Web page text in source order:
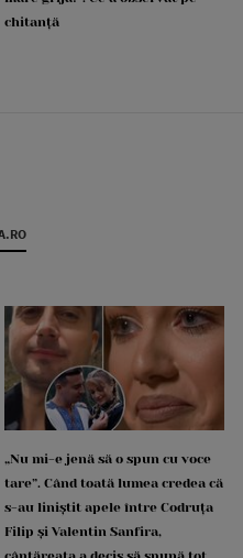
chitanță
„Nu mi-e jenă să o spun cu voce
tare”. Când toată lumea credea că
s-au liniștit apele între Codruța
Filip și Valentin Sanfira,